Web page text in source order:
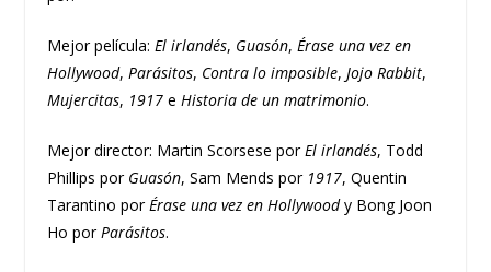
Mejor película: El irlandés, Guasón, Érase una vez en
Hollywood, Parásitos, Contra lo imposible, Jojo Rabbit,
Mujercitas, 1917e Historia de un matrimonio.
Mejor director: Martin Scorsese porEl irlandés, Todd
Phillips por Guasón, Sam Mends por 1917, Quentin
Tarantino porÉrase una vez en Hollywoody Bong Joon
Ho porParásitos.